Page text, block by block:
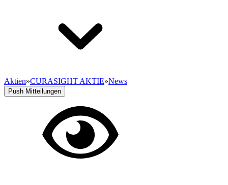
Aktien»CURASIGHT AKTIE»News
Push Mitteilungen